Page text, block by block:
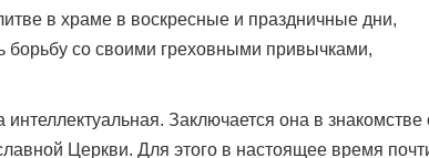
в храме в воскресные и праздничные дни,
борьбу со своими греховными привычками,
Заключается она в знакомстве
Церкви. Для этого в настоящее время